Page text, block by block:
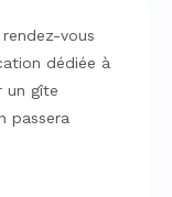
vous
dédiée à
un gîte
passera